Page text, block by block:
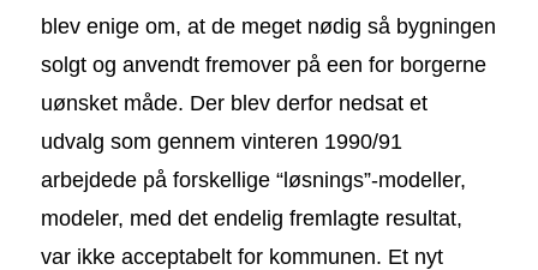
blev enige om, at de meget nødig så bygningen
solgt og anvendt fremover på een for borgerne
uønsket måde. Der blev derfor nedsat et
udvalg som gennem vinteren 1990/91
arbejdede på forskellige “løsnings”-modeller,
modeler, med det endelig fremlagte resultat,
var ikke acceptabelt for kommunen. Et nyt